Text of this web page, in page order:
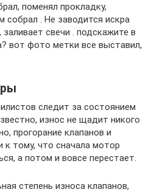
поменял прокладку,
собрал . Не заводится искра
свечи . подскажите в
вот фото метки все выставил,
следит за состоянием
износ не щадит никого
прогорание клапанов и
тому, что сначала мотор
а потом и вовсе перестает.
степень износа клапанов,